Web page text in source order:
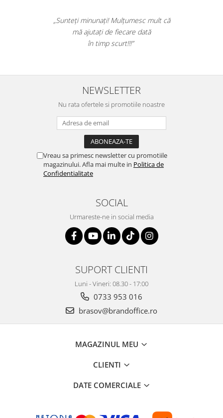
„Promotionalele sunt minunate,
colegii mei au fost foarte incantati,
la fel si clientii nostri!”
NEWSLETTER
Nu rata ofertele si promotiile noastre
Vreau sa primesc newsletter cu promotiile
magazinului. Afla mai multe in Politica de
Confidentialitate
SOCIAL
Urmareste-ne in social media
SUPORT CLIENTI
Luni - Vineri: 08.30 - 17:00
0733 953 016
brasov@brandoffice.ro
MAGAZINUL MEU
CLIENTI
DATE COMERCIALE